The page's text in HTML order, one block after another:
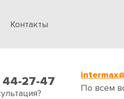
Контакты
44-27-47
По всем